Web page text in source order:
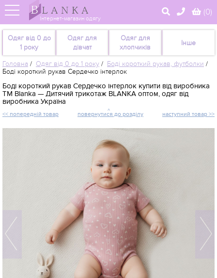
Інтернет-магазин одягу
(0)
Одяг від 0 до
1 року
Одяг для
дівчат
Одяг для
хлопчиків
Інше
Головна / Одяг від 0 до 1 року / Боді короткий рукав, футболки /
Боді короткий рукав Сердечко інтерлок
Боді короткий рукав Сердечко інтерлок купити від виробника
TM Blanka — Дитячий трикотаж BLANKA оптом, одяг від
виробника Україна
<< попередній товар наступний товар >>
повернутися до розділу